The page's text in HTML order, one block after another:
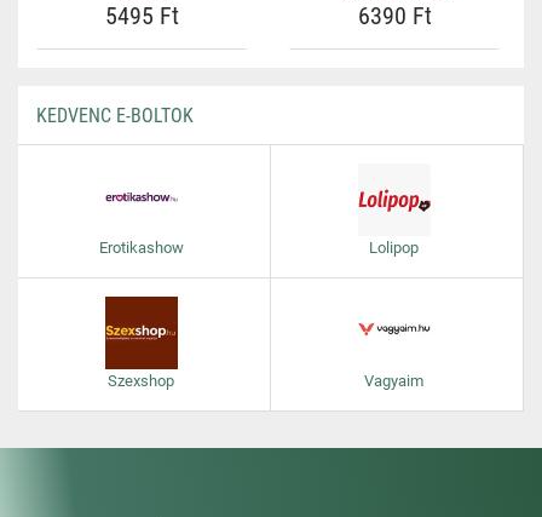
5495 Ft 6390 Ft
KEDVENC E-BOLTOK
Erotikashow Lolipop
Szexshop Vagyaim